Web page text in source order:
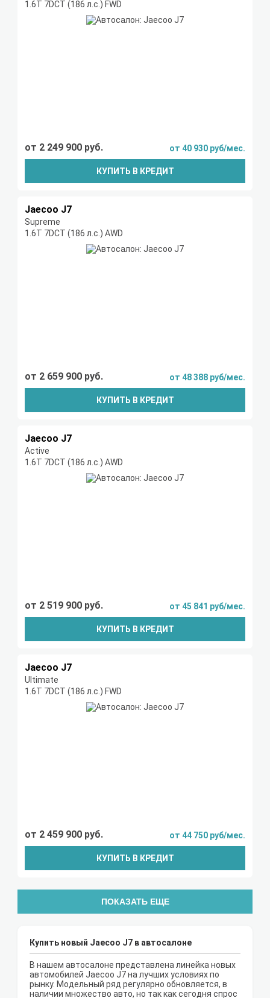
1.6T 7DCT (186 л.с.) FWD
от 2 249 900 руб. от 40 930 руб/мес.
КУПИТЬ В КРЕДИТ
Jaecoo J7
Supreme
1.6T 7DCT (186 л.с.) AWD
от 2 659 900 руб. от 48 388 руб/мес.
КУПИТЬ В КРЕДИТ
Jaecoo J7
Active
1.6T 7DCT (186 л.с.) AWD
от 2 519 900 руб. от 45 841 руб/мес.
КУПИТЬ В КРЕДИТ
Jaecoo J7
Ultimate
1.6T 7DCT (186 л.с.) FWD
от 2 459 900 руб. от 44 750 руб/мес.
КУПИТЬ В КРЕДИТ
ПОКАЗАТЬ ЕЩЕ
Купить новый Jaecoo J7 в автосалоне
В нашем автосалоне представлена линейка новых
автомобилей Jaecoo J7 на лучших условиях по
рынку. Модельный ряд регулярно обновляется, в
наличии множество авто, но так как сегодня спрос